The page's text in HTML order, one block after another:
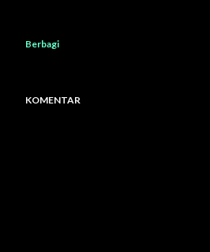
Berbagi
KOMENTAR